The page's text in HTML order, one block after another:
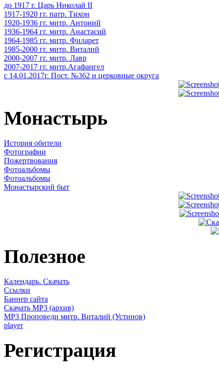
до 1917 г. Царь Николай II
1917-1920 гг. патр. Тихон
1920-1936 гг. митр. Антоний
1936-1964 гг. митр. Анастасий
1964-1985 гг. митр. Филарет
1985-2000 гг. митр. Виталий
2000-2007 гг. митр. Лавр
2007-2017 гг. митр.Агафангел
с 14.01.2017г. Пост. №362 и церковные округа
Монастырь
История обители
Фотографии
Пожертвования
Фотоальбомы
Фотоальбомы
Монастырский быт
Полезное
Календарь. Скачать
Ссылки
Баннер сайта
Скачать MP3 (архив)
MP3 Проповеди митр. Виталий (Устинов)
player
Регистрация